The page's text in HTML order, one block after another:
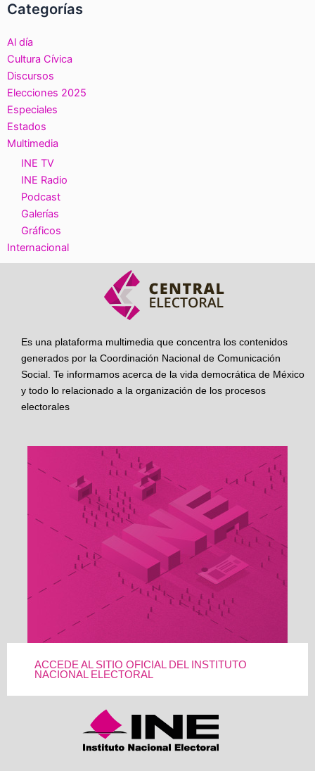
Categorías
Al día
Cultura Cívica
Discursos
Elecciones 2025
Especiales
Estados
Multimedia
INE TV
INE Radio
Podcast
Galerías
Gráficos
Internacional
Es una plataforma multimedia que concentra los contenidos
generados por la Coordinación Nacional de Comunicación
Social. Te informamos acerca de la vida democrática de México
y todo lo relacionado a la organización de los procesos
electorales
ACCEDE AL SITIO OFICIAL DEL INSTITUTO
NACIONAL ELECTORAL